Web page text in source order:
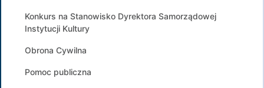
Konkurs na Stanowisko Dyrektora Samorządowej
Instytucji Kultury
Obrona Cywilna
Pomoc publiczna